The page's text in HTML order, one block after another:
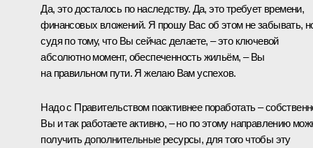
Да, это досталось по наследству. Да, это требует времени,
финансовых вложений. Я прошу Вас об этом не забывать,
судя по тому, что Вы сейчас делаете, – это ключевой
абсолютно момент, обеспеченность жильём, – Вы
на правильном пути. Я желаю Вам успехов.
Надо с Правительством поактивнее поработать –
Вы и так работаете активно, – но по этому направлению
получить дополнительные ресурсы, для того чтобы эту